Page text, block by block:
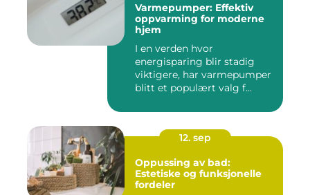
Varmepumper: Effektiv
oppvarming for moderne
hjem
I en verden hvor
energisparing blir stadig
viktigere, har varmepumper
blitt et populært valg f...
12. sep
Oppussing av bad:
Estetiske og funksjonelle
fordeler